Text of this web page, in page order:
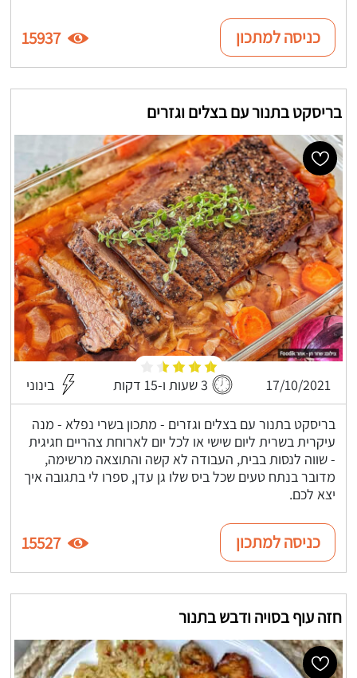
כניסה למתכון 15937
בריסקט בתנור עם בצלים וגזרים
17/10/2021 3 שעות ו-15 דקות בינוני
בריסקט בתנור עם בצלים וגזרים - מתכון בשרי נפלא - מנה
עיקרית בשרית ליום שישי או לכל יום לארוחת צהריים חגיגית
- שווה לנסות בבית, העבודה לא קשה והתוצאה מרשימה,
מדובר בנתח טעים שכל ביס שלו גן עדן, ספרו לי בתגובה איך
יצא לכם.
כניסה למתכון 15527
חזה עוף בסויה ודבש בתנור